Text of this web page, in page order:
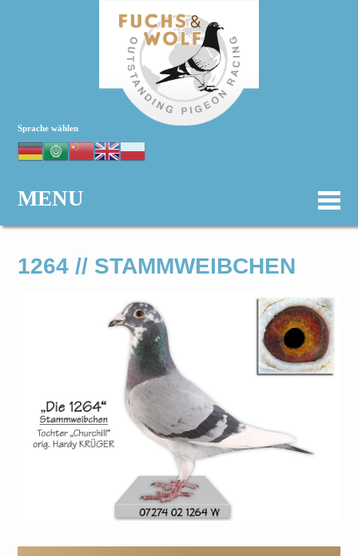
Sprache wählen
MENU
1264 // STAMMWEIBCHEN